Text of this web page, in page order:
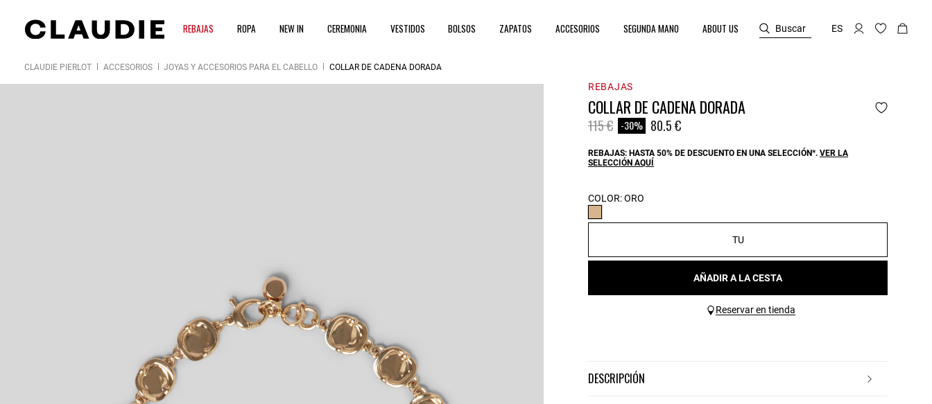
REBAJAS ROPA NEW IN CEREMONIA VESTIDOS BOLSOS ZAPATOS ACCESORIOS SEGUNDA MANO ABOUT US Buscar ES
CLAUDIE PIERLOT ACCESORIOS JOYAS Y ACCESORIOS PARA EL CABELLO COLLAR DE CADENA DORADA
REBAJAS
COLLAR DE CADENA DORADA
Price reduced from
115 €to-30% 80.5 €
REBAJAS: HASTA 50% DE DESCUENTO EN UNA SELECCIÓN*. VER LA
SELECCIÓN AQUÍ
COLOR:ORO
TU
AÑADIR A LA CESTA
Reservar en tienda
DESCRIPCIÓN